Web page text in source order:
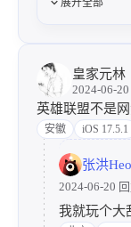
展开全部
皇家元林
2024-06-20
英雄联盟不是
安徽 iOS 17.5.1
张洪Heo
2024-06-20
我就玩个大